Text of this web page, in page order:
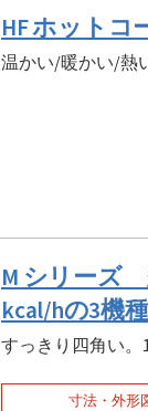
HF ホットコ
温かい/暖かい/熱
M シリーズ
kcal/hの3機種
すっきり四角い
寸法・外形